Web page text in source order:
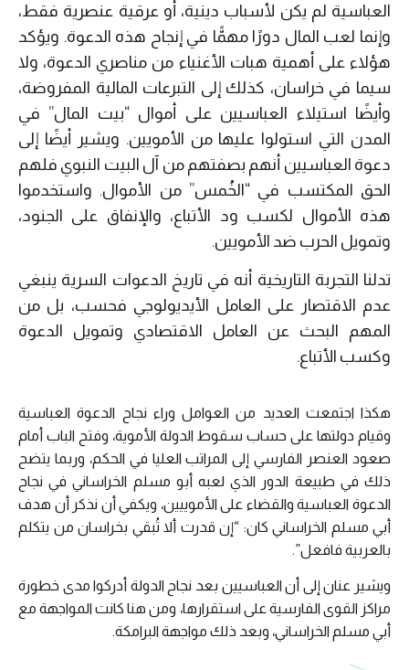
العباسية لم يكن لأسباب دينية، أو عرقية عنصرية فقط،
وإنما لعب المال دورًا مهمًّا في إنجاح هذه الدعوة. ويؤكد
هؤلاء على أهمية هبات الأغنياء من مناصري الدعوة، ولا
سيما في خراسان، كذلك إلى التبرعات المالية المفروضة،
وأيضًا استيلاء العباسيين على أموال “بيت المال” في
المدن التي استولوا عليها من الأمويين. ويشير أيضًا إلى
دعوة العباسيين أنهم بصفتهم من آل البيت النبوي فلهم
الحق المكتسب في “الخُمس” من الأموال. واستخدموا
هذه الأموال لكسب ود الأتباع، والإنفاق على الجنود،
وتمويل الحرب ضد الأمويين.
تدلنا التجربة التاريخية أنه في تاريخ الدعوات السرية ينبغي
عدم الاقتصار على العامل الأيديولوجي فحسب، بل من
المهم البحث عن العامل الاقتصادي وتمويل الدعوة
وكسب الأتباع.
هكذا اجتمعت العديد من العوامل وراء نجاح الدعوة العباسية
وقيام دولتها على حساب سقوط الدولة الأموية، وفتح الباب أمام
صعود العنصر الفارسي إلى المراتب العليا في الحكم، وربما يتضح
ذلك في طبيعة الدور الذي لعبه أبو مسلم الخراساني في نجاح
الدعوة العباسية والقضاء على الأموييين، ويكفي أن نذكر أن هدف
أبي مسلم الخراساني كان: “إن قدرت ألا تُبقي بخراسان من يتكلم
بالعربية فافعل”.
ويشير عنان إلى أن العباسيين بعد نجاح الدولة أدركوا مدى خطورة
مراكز القوى الفارسية على استقرارها، ومن هنا كانت المواجهة مع
أبي مسلم الخراساني، وبعد ذلك مواجهة البرامكة.